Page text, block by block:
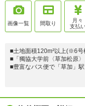
画像一覧 間取り
月々
支払
■土地面積120m²以上(※6号
■「獨協大学前〈草加松原
■豊富なバス便で「草加」
■街を飾り、ふれあいを深
■和の風情を取り込むイン